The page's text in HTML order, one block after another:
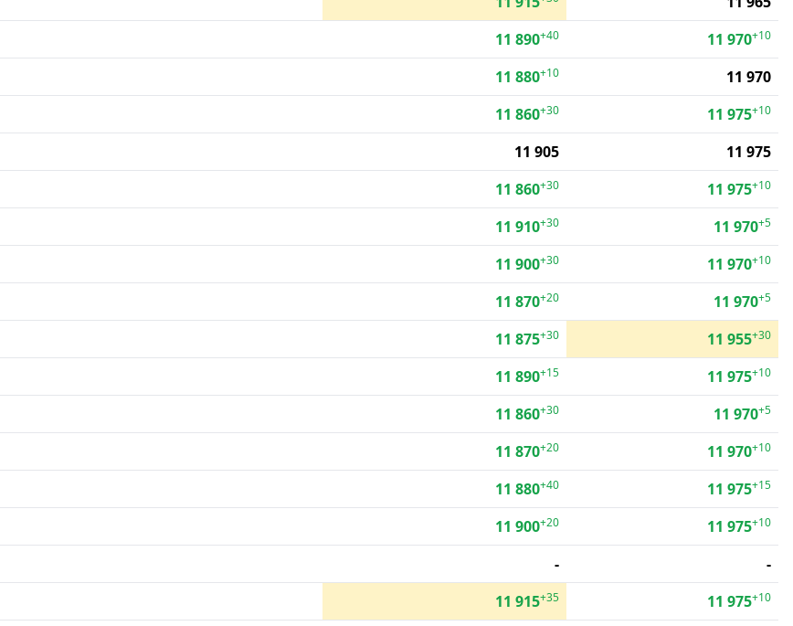
11 890+40 11 970+10
11 880+10
11 970
11 860+30 11 975+10
11 905
11 975
11 860+30 11 975+10
11 910+30 11 970+5
11 900+30 11 970+10
11 870+20 11 970+5
11 875+30 11 955+30
11 890+15 11 975+10
11 860+30 11 970+5
11 870+20 11 970+10
11 880+40 11 975+15
11 900+20 11 975+10
-
-
11 915+35 11 975+10